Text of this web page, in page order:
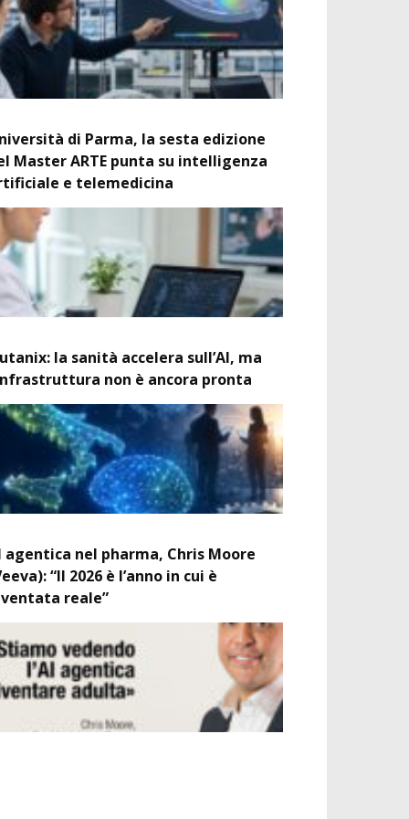
di Parma, la sesta edizione
Master ARTE punta su intelligenza
e telemedicina
la sanità accelera sull’AI, ma
non è ancora pronta
agentica nel pharma, Chris Moore
“Il 2026 è l’anno in cui è
reale”